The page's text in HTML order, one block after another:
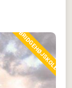
BRIDGEHØJSKOLE